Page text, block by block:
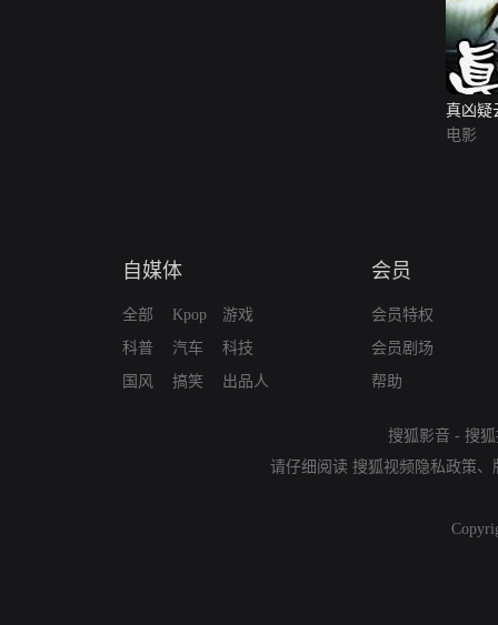
真凶疑
电影
自媒体
全部
科普
国风
Kpop
汽车
搞笑
游戏
科技
出品人
会员
会员特权
会员剧场
帮助
搜狐影音 - 搜
请仔细阅读 搜狐视频隐私政策、